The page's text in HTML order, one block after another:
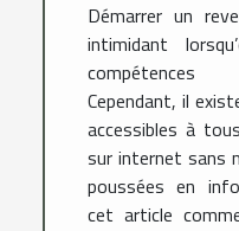
Démarrer un
intimidant
compétences
Cependant, il
accessibles à
sur internet sans
poussées en
cet article